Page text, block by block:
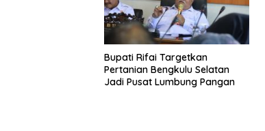
Bupati Rifai Targetkan
Pertanian Bengkulu Selatan
Jadi Pusat Lumbung Pangan